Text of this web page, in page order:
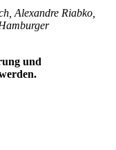
Alexandre Riabko,
und